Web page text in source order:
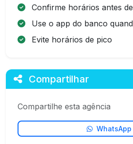
Confirme horários antes
Use o app do banco
Evite horários de pico
Compartilhar
Compartilhe esta agência
WhatsApp